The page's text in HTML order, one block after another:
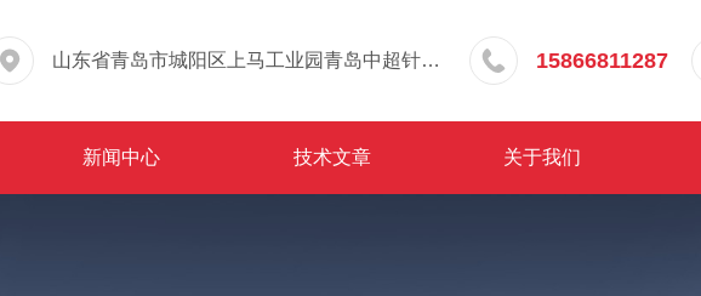
山东省青岛市城阳区上马工业园青岛中超针织有限公司院内东办公楼三层 15866811287
新闻中心 技术文章 关于我们